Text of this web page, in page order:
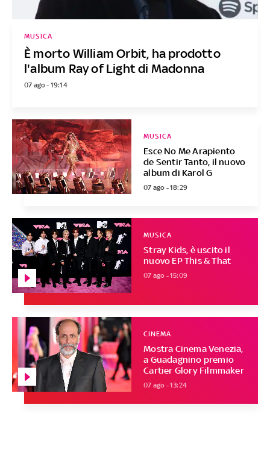
È morto William Orbit, ha prodotto
l'album Ray of Light di Madonna
MUSICA
07 ago - 19:14
Esce No Me Arapiento
de Sentir Tanto, il nuovo
album di Karol G
MUSICA
07 ago - 18:29
Stray Kids, è uscito il
nuovo EP This & That
MUSICA
07 ago - 15:09
Mostra Cinema Venezia,
a Guadagnino premio
Cartier Glory Filmmaker
CINEMA
07 ago - 13:24